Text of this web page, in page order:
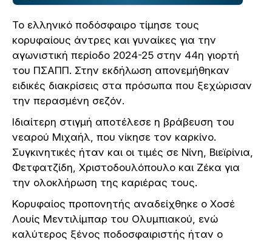
Το ελληνικό ποδόσφαιρο τίμησε τους
κορυφαίους άντρες και γυναίκες για την
αγωνιστική περίοδο 2024-25 στην 44η γιορτή
του ΠΣΑΠΠ. Στην εκδήλωση απονεμήθηκαν
ειδικές διακρίσεις στα πρόσωπα που ξεχώρισαν
την περασμένη σεζόν.
Ιδιαίτερη στιγμή αποτέλεσε η βράβευση του
νεαρού Μιχαήλ, που νίκησε τον καρκίνο.
Συγκινητικές ήταν και οι τιμές σε Νίνη, Βιεϊρίνια,
Φετφατζίδη, Χριστοδουλόπουλο και Ζέκα για
την ολοκλήρωση της καριέρας τους.
Κορυφαίος προπονητής αναδείχθηκε ο Χοσέ
Λουίς Μεντιλίμπαρ του Ολυμπιακού, ενώ
καλύτερος ξένος ποδοσφαιριστής ήταν ο